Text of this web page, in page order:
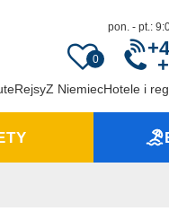
0
pon. - pt.:
RejsyZ NiemiecHotele i